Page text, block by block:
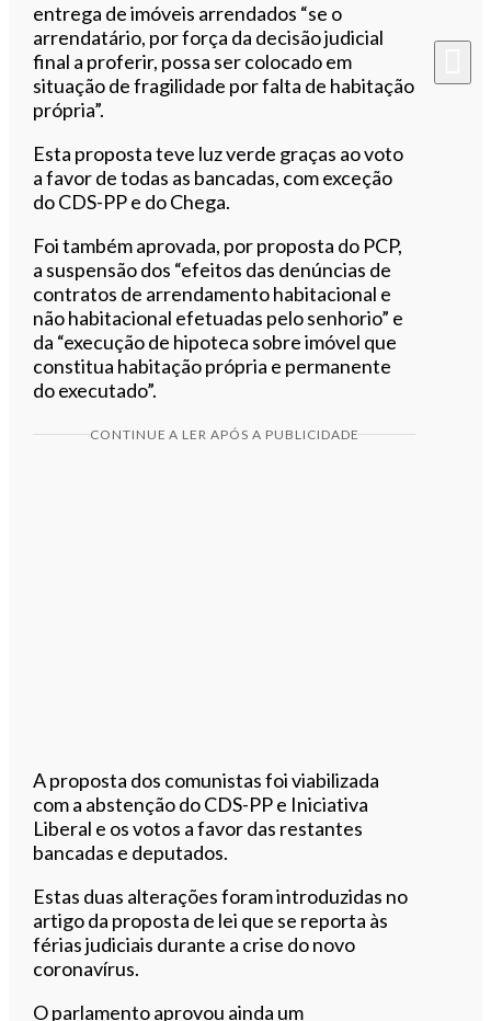
entrega de imóveis arrendados “se o
arrendatário, por força da decisão judicial
final a proferir, possa ser colocado em
situação de fragilidade por falta de habitação
própria”.
Esta proposta teve luz verde graças ao voto
a favor de todas as bancadas, com exceção
do CDS-PP e do Chega.
Foi também aprovada, por proposta do PCP,
a suspensão dos “efeitos das denúncias de
contratos de arrendamento habitacional e
não habitacional efetuadas pelo senhorio” e
da “execução de hipoteca sobre imóvel que
constitua habitação própria e permanente
do executado”.
CONTINUE A LER APÓS A PUBLICIDADE
A proposta dos comunistas foi viabilizada
com a abstenção do CDS-PP e Iniciativa
Liberal e os votos a favor das restantes
bancadas e deputados.
Estas duas alterações foram introduzidas no
artigo da proposta de lei que se reporta às
férias judiciais durante a crise do novo
coronavírus.
O parlamento aprovou ainda um